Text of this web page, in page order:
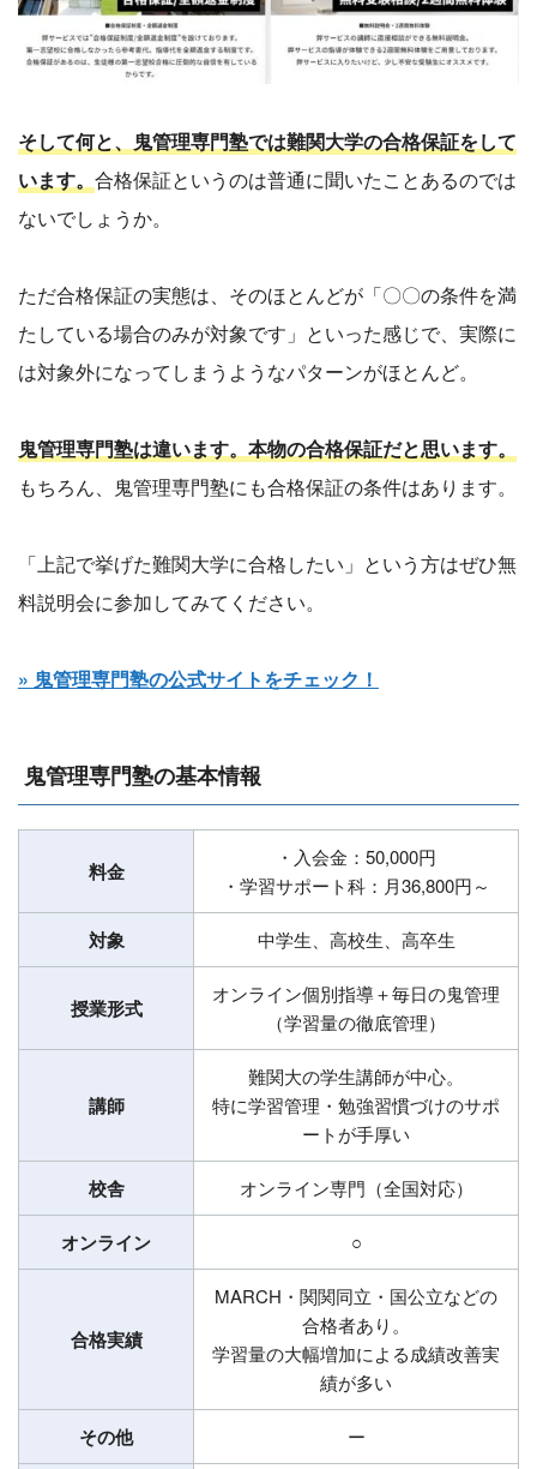
そして何と、鬼管理専門塾では難関大学の合格保証をして
います。 合格保証というのは普通に聞いたことあるのでは
ないでしょうか。
ただ合格保証の実態は、そのほとんどが「〇〇の条件を満
たしている場合のみが対象です」といった感じで、実際に
は対象外になってしまうようなパターンがほとんど。
鬼管理専門塾は違います。本物の合格保証だと思います。
もちろん、鬼管理専門塾にも合格保証の条件はあります。
「上記で挙げた難関大学に合格したい」という方はぜひ無
料説明会に参加してみてください。
» 鬼管理専門塾の公式サイトをチェック！
鬼管理専門塾の基本情報
料金
・入会金：50,000円
・学習サポート科：月36,800円～
対象 中学生、高校生、高卒生
授業形式
オンライン個別指導＋毎日の鬼管理
（学習量の徹底管理）
講師
難関大の学生講師が中心。
特に学習管理・勉強習慣づけのサポ
ートが手厚い
校舎 オンライン専門（全国対応）
オンライン ○
合格実績
MARCH・関関同立・国公立などの
合格者あり。
学習量の大幅増加による成績改善実
績が多い
その他 ー